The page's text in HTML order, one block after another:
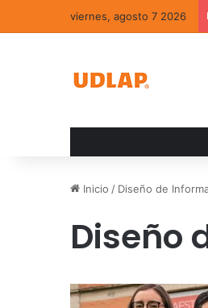
viernes, agosto 7 2026
Inicio / Diseño de
Diseño